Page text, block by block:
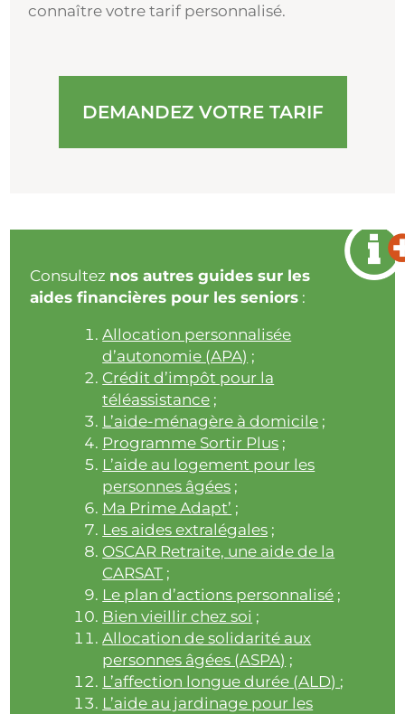
connaître votre tarif personnalisé.
DEMANDEZ VOTRE TARIF
Consultez nos autres guides sur les
aides financières pour les seniors :
Allocation personnalisée
d’autonomie (APA) ;
Crédit d’impôt pour la
téléassistance ;
L’aide-ménagère à domicile ;
Programme Sortir Plus ;
L’aide au logement pour les
personnes âgées ;
Ma Prime Adapt’ ;
Les aides extralégales ;
OSCAR Retraite, une aide de la
CARSAT ;
Le plan d’actions personnalisé ;
Bien vieillir chez soi ;
Allocation de solidarité aux
personnes âgées (ASPA) ;
L’affection longue durée (ALD) ;
L’aide au jardinage pour les